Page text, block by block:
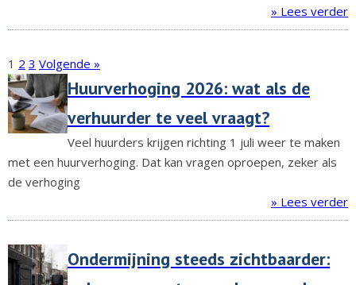
» Lees verder
1 2 3 Volgende »
Huurverhoging 2026: wat als de
verhuurder te veel vraagt?
Veel huurders krijgen richting 1 juli weer te maken
met een huurverhoging. Dat kan vragen oproepen, zeker als
de verhoging
» Lees verder
Ondermijning steeds zichtbaarder: